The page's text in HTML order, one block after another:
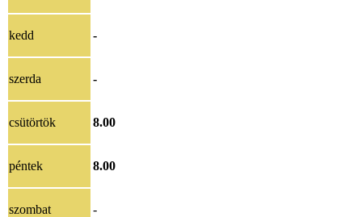
kedd -
szerda -
csütörtök 8.00
péntek 8.00
szombat -